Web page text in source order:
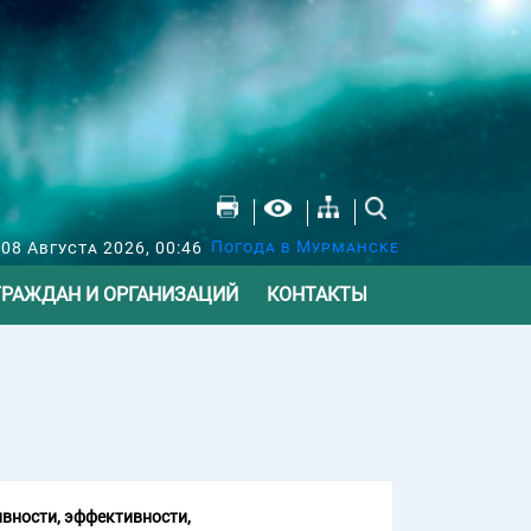
Августа 2026, 00:46 Погода в Мурманске
И ОРГАНИЗАЦИЙ КОНТАКТЫ
эффективности,